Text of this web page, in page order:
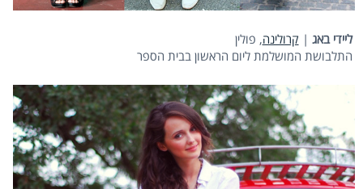
ליידי באג | קרולינה, פולין
התלבושת המושלמת ליום הראשון בבית הספר